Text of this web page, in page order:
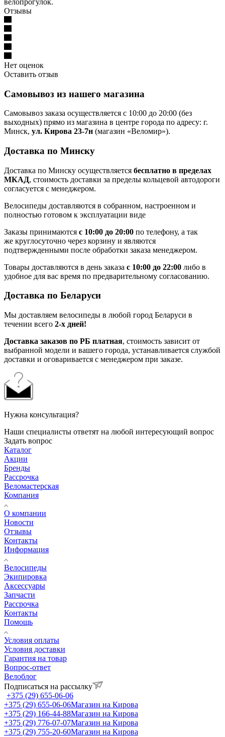
Отзывы
Нет оценок
Оставить отзыв
Самовывоз из нашего магазина
Самовывоз заказа осуществляется с 10:00 до 20:00 (без
выходных) прямо из магазина в центре города по адресу: г.
Минск, ул. Кирова 23-7н (магазин «Веломир»).
Доставка по Минску
Доставка по Минску осуществляется бесплатно в пределах
МКАД, стоимость доставки за пределы кольцевой автодороги
согласуется с менеджером.
Велосипеды доставляются в собранном, настроенном и
полностью готовом к эксплуатации виде
Заказы принимаются с 10:00 до 20:00 по телефону, а так
же круглосуточно через корзину и являются
подтвержденными после обработки заказа менеджером.
Товары доставляются в день заказа с 10:00 до 22:00 либо в
удобное для вас время по предварительному согласованию.
Доставка по Беларуси
Мы доставляем велосипеды в любой город Беларуси в
течении всего 2-х дней!
Доставка заказов по РБ платная, стоимость зависит от
выбранной модели и вашего города, устанавливается службой
доставки и оговаривается с менеджером при заказе.
Нужна консультация?
Наши специалисты ответят на любой интересующий вопрос
Задать вопрос
Каталог
Акции
Бренды
Рассрочка
Веломастерская
Компания
О компании
Новости
Отзывы
Контакты
Информация
Велосипеды
Экипировка
Аксессуары
Запчасти
Рассрочка
Контакты
Помощь
Условия оплаты
Условия доставки
Гарантия на товар
Вопрос-ответ
Велоблог
Подписаться на рассылку
+375 (29) 655-06-06
+375 (29) 655-06-06Магазин на Кирова
+375 (29) 166-44-88Магазин на Кирова
+375 (29) 776-07-07Магазин на Кирова
+375 (29) 755-20-60Магазин на Кирова